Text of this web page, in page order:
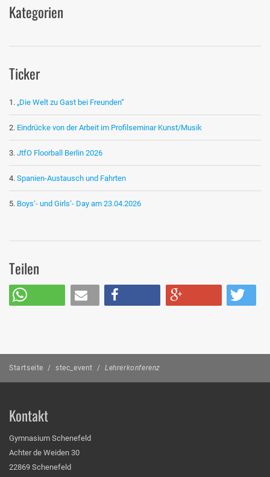
Kategorien
Ticker
„Die Welt zu Gast bei Freunden“
Eindrücke von der Arbeit im Profilseminar Kunst/Musik
JtfO Floorball Berlin 2026
Spanien-Austausch und Fahrten
Boys‘- und Girls‘- Day am 23.04.2026
Teilen
Startseite / stec_event / Lehrerkonferenz
Kontakt
Gymnasium Schenefeld
Achter de Weiden 30
22869 Schenefeld